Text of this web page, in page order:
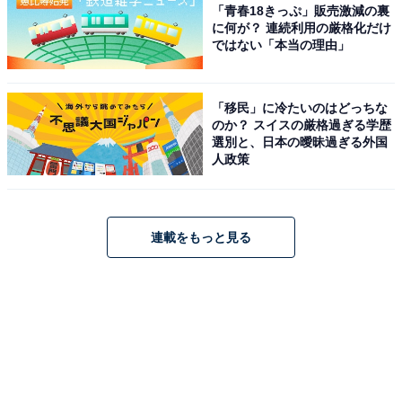
次ページ
6位までの全ランキング結果を見
る
「青春18きっぷ」販売激減の裏
に何が？ 連続利用の厳格化だけ
ではない「本当の理由」
「移民」に冷たいのはどっちな
のか？ スイスの厳格過ぎる学歴
選別と、日本の曖昧過ぎる外国
人政策
連載をもっと見る